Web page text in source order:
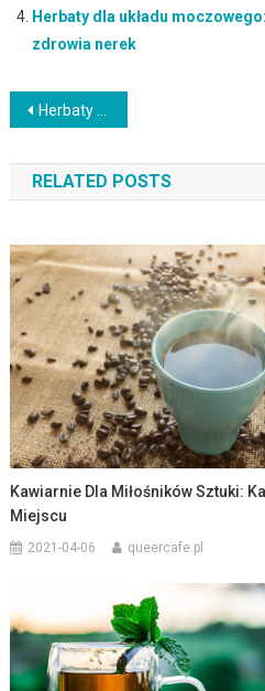
Herbaty dla układu
zdrowia nerek
Nawigacja
wpisu
Herbaty owocowe: smaczne i orzeźwiające napoje na każdą porę roku
RELATED POSTS
Kawiarnie Dla Miłośników Sztuki:
Miejscu
2021-04-06 queercafe.pl